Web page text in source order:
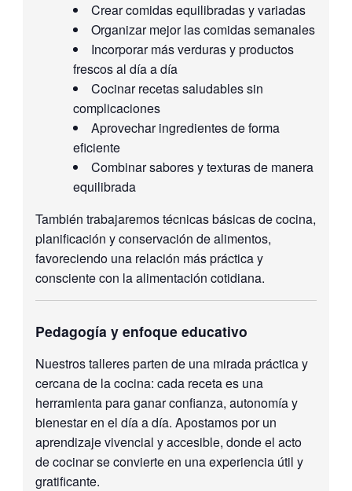
Crear comidas equilibradas y variadas
Organizar mejor las comidas semanales
Incorporar más verduras y productos
frescos al día a día
Cocinar recetas saludables sin
complicaciones
Aprovechar ingredientes de forma
eficiente
Combinar sabores y texturas de manera
equilibrada
También trabajaremos técnicas básicas de cocina,
planificación y conservación de alimentos,
favoreciendo una relación más práctica y
consciente con la alimentación cotidiana.
Pedagogía y enfoque educativo
Nuestros talleres parten de una mirada práctica y
cercana de la cocina: cada receta es una
herramienta para ganar confianza, autonomía y
bienestar en el día a día. Apostamos por un
aprendizaje vivencial y accesible, donde el acto
de cocinar se convierte en una experiencia útil y
gratificante.